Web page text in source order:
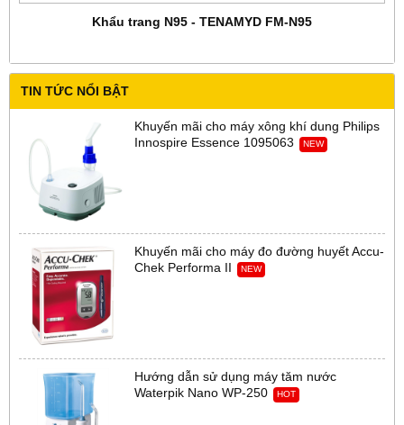
Khẩu trang N95 - TENAMYD FM-N95
TIN TỨC NỔI BẬT
Khuyến mãi cho máy xông khí dung Philips
Innospire Essence 1095063
NEW
Khuyến mãi cho máy đo đường huyết Accu-
Chek Performa II
NEW
Hướng dẫn sử dụng máy tăm nước
Waterpik Nano WP-250
HOT